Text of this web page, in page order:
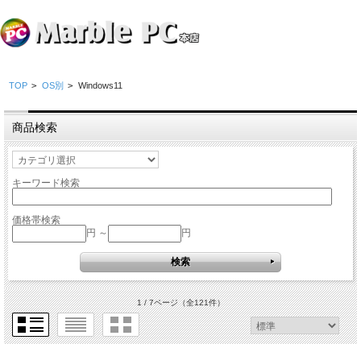
TOP > OS別 > Windows11
商品検索
キーワード検索
価格帯検索
円 ～
円
1 / 7ページ（全121件）